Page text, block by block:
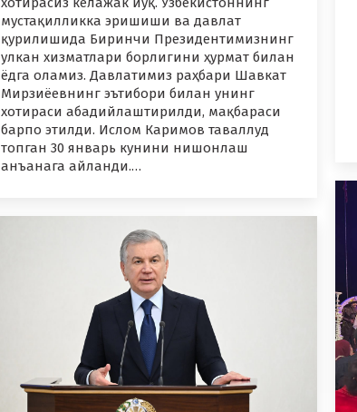
мустақилликка эришиши ва давлат
қурилишида Биринчи Президентимизнинг
улкан хизматлари борлигини ҳурмат билан
ёдга оламиз. Давлатимиз раҳбари Шавкат
Мирзиёевнинг эътибори билан унинг
хотираси абадийлаштирилди, мақбараси
барпо этилди. Ислом Каримов таваллуд
топган 30 январь кунини нишонлаш
анъанага айланди.…